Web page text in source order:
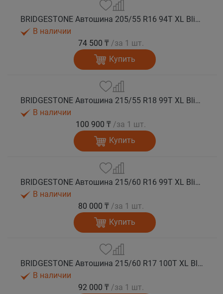
BRIDGESTONE Автошина 205/55 R16 94T XL Blizzak SPIKE 3 шип.
В наличии
74 500 ₸ /за 1 шт.
Купить
BRIDGESTONE Автошина 215/55 R18 99T XL Blizzak SPIKE 3 шип.
В наличии
100 900 ₸ /за 1 шт.
Купить
BRIDGESTONE Автошина 215/60 R16 99T XL Blizzak SPIKE 3 шип.
В наличии
80 000 ₸ /за 1 шт.
Купить
BRIDGESTONE Автошина 215/60 R17 100T XL Blizzak SPIKE 3 шип.
В наличии
92 000 ₸ /за 1 шт.